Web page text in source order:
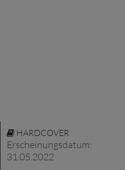
HARDCOVER
Erscheinungsdatum:
31.05.2022